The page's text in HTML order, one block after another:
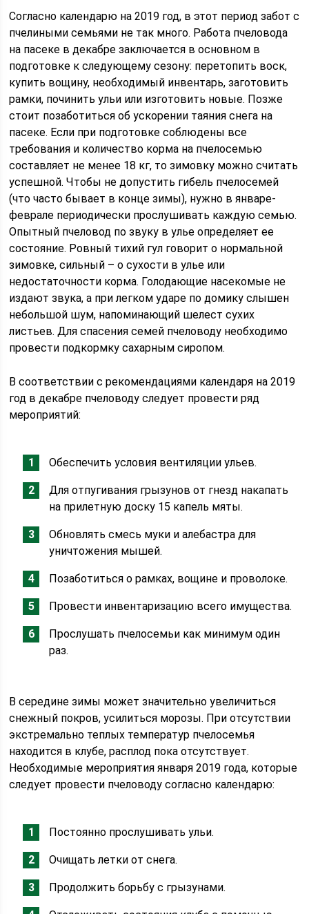
Согласно календарю на 2019 год, в этот период забот с
пчелиными семьями не так много. Работа пчеловода
на пасеке в декабре заключается в основном в
подготовке к следующему сезону: перетопить воск,
купить вощину, необходимый инвентарь, заготовить
рамки, починить ульи или изготовить новые. Позже
стоит позаботиться об ускорении таяния снега на
пасеке. Если при подготовке соблюдены все
требования и количество корма на пчелосемью
составляет не менее 18 кг, то зимовку можно считать
успешной. Чтобы не допустить гибель пчелосемей
(что часто бывает в конце зимы), нужно в январе-
феврале периодически прослушивать каждую семью.
Опытный пчеловод по звуку в улье определяет ее
состояние. Ровный тихий гул говорит о нормальной
зимовке, сильный – о сухости в улье или
недостаточности корма. Голодающие насекомые не
издают звука, а при легком ударе по домику слышен
небольшой шум, напоминающий шелест сухих
листьев. Для спасения семей пчеловоду необходимо
провести подкормку сахарным сиропом.
В соответствии с рекомендациями календаря на 2019
год в декабре пчеловоду следует провести ряд
мероприятий:
Обеспечить условия вентиляции ульев.
Для отпугивания грызунов от гнезд накапать
на прилетную доску 15 капель мяты.
Обновлять смесь муки и алебастра для
уничтожения мышей.
Позаботиться о рамках, вощине и проволоке.
Провести инвентаризацию всего имущества.
Прослушать пчелосемьи как минимум один
раз.
В середине зимы может значительно увеличиться
снежный покров, усилиться морозы. При отсутствии
экстремально теплых температур пчелосемья
находится в клубе, расплод пока отсутствует.
Необходимые мероприятия января 2019 года, которые
следует провести пчеловоду согласно календарю:
Постоянно прослушивать ульи.
Очищать летки от снега.
Продолжить борьбу с грызунами.